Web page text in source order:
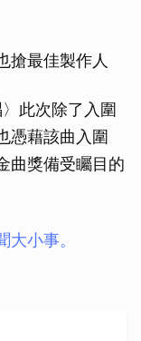
搶最佳製作人
此次除了入圍
憑藉該曲入圍
曲獎備受矚目的
小事。